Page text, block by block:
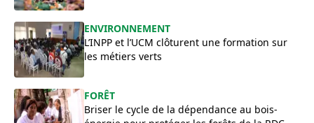
ENVIRONNEMENT
L’INPP et l’UCM clôturent une formation sur
les métiers verts
FORÊT
Briser le cycle de la dépendance au bois-